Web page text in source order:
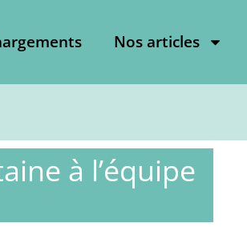
Nos articles
à l’équipe